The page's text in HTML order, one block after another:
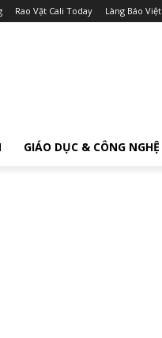
Rao Vặt Cali Today Làng Báo Việt
GIÁO DỤC & CÔNG NGHỆ